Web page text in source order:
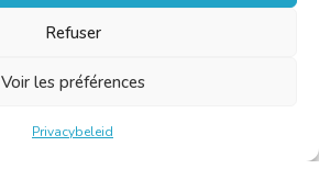
Refuser
Voir les préférences
Privacybeleid